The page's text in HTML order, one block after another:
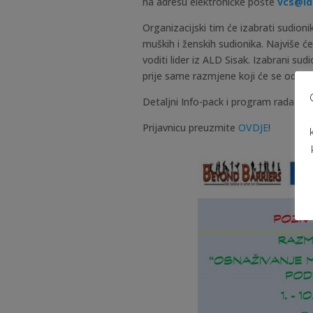
Organizacijski tim će izabrati
muških i ženskih sudionika. Najviše
voditi lider iz ALD Sisak. Izabrani
prije same razmjene koji će se
Detaljni Info-pack i program rada
Prijavnicu preuzmiteOVDJE!